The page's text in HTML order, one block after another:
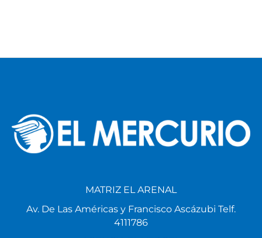
MATRIZ EL ARENAL
Av. De Las Américas y Francisco Ascázubi Telf.
4111786